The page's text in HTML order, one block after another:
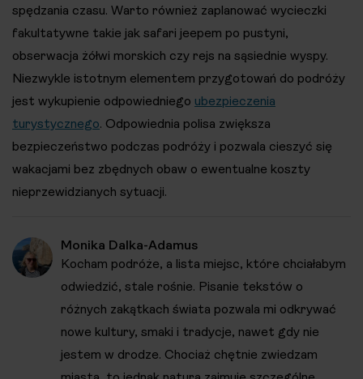
spędzania czasu. Warto również zaplanować wycieczki
fakultatywne takie jak safari jeepem po pustyni,
obserwacja żółwi morskich czy rejs na sąsiednie wyspy.
Niezwykle istotnym elementem przygotowań do podróży
jest wykupienie odpowiedniego ubezpieczenia
turystycznego. Odpowiednia polisa zwiększa
bezpieczeństwo podczas podróży i pozwala cieszyć się
wakacjami bez zbędnych obaw o ewentualne koszty
nieprzewidzianych sytuacji.
Monika Dalka-Adamus
Kocham podróże, a lista miejsc, które chciałabym
odwiedzić, stale rośnie. Pisanie tekstów o
różnych zakątkach świata pozwala mi odkrywać
nowe kultury, smaki i tradycje, nawet gdy nie
jestem w drodze. Chociaż chętnie zwiedzam